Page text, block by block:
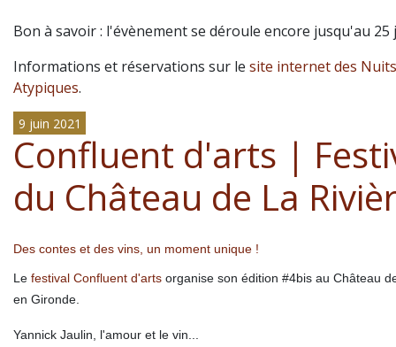
Bon à savoir : l'évènement se déroule encore jusqu'au 25
Informations et réservations sur le site internet des Nuits
Atypiques.
9 juin 2021
Confluent d'arts |
du Château de La
Des contes et des vins, un moment unique !
Le festival Confluent d'arts organise son édition #4bis au Château
en Gironde.
Yannick Jaulin, l'amour et le vin...